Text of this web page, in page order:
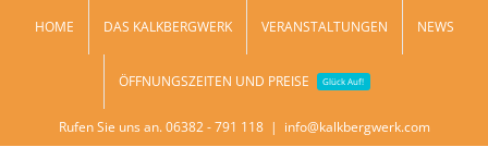
HOME DAS KALKBERGWERK VERANSTALTUNGEN NEWS
ÖFFNUNGSZEITEN UND PREISE Glück Auf!
Rufen Sie uns an. 06382 - 791 118 | info@kalkbergwerk.com